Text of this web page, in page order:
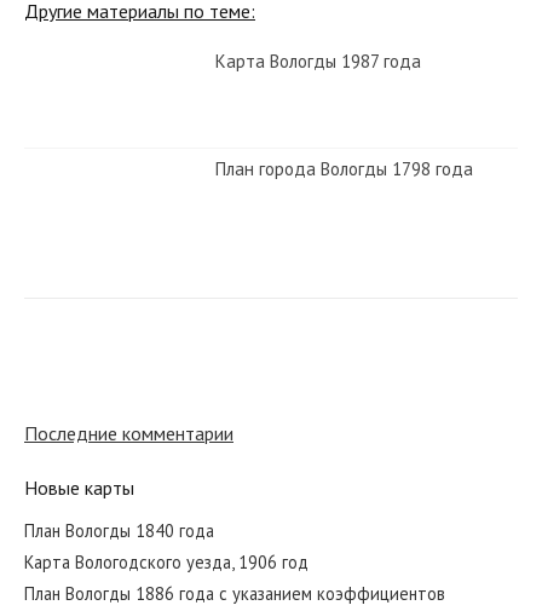
Другие материалы по теме:
Карта Вологды 1987 года
План города Вологды 1798 года
План Вологды 1840 года
Последние комментарии
Новые карты
План Вологды 1840 года
Карта Вологодского уезда, 1906 год
План Вологды 1886 года с указанием коэффициентов